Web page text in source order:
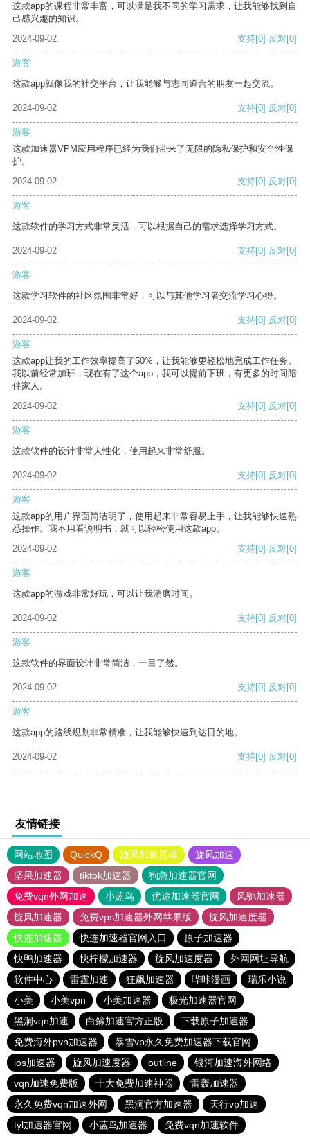
这款app的课程非常丰富，可以满足我不同的学习需求，让我能够找到自
己感兴趣的知识。
2024-09-02
支持[0] 反对[0]
游客
这款app就像我的社交平台，让我能够与志同道合的朋友一起交流。
2024-09-02 支持[0] 反对[0]
游客
这款加速器VPM应用程序已经为我们带来了无限的隐私保护和安全性保
护。
2024-09-02
支持[0] 反对[0]
游客
这款软件的学习方式非常灵活，可以根据自己的需求选择学习方式。
2024-09-02 支持[0] 反对[0]
游客
这款学习软件的社区氛围非常好，可以与其他学习者交流学习心得。
2024-09-02 支持[0] 反对[0]
游客
这款app让我的工作效率提高了50%，让我能够更轻松地完成工作任务。
我以前经常加班，现在有了这个app，我可以提前下班，有更多的时间陪
伴家人。
2024-09-02
支持[0] 反对[0]
游客
这款软件的设计非常人性化，使用起来非常舒服。
2024-09-02 支持[0] 反对[0]
游客
这款app的用户界面简洁明了，使用起来非常容易上手，让我能够快速熟
悉操作。我不用看说明书，就可以轻松使用这款app。
2024-09-02
支持[0] 反对[0]
游客
这款app的游戏非常好玩，可以让我消磨时间。
2024-09-02 支持[0] 反对[0]
游客
这款软件的界面设计非常简洁，一目了然。
2024-09-02 支持[0] 反对[0]
游客
这款app的路线规划非常精准，让我能够快速到达目的地。
2024-09-02 支持[0] 反对[0]
友情链接
网站地图 QuickQ 旋风加速度器
旋风加速
坚果加速器
tiktok加速器
狗急加速器官网
免费vqn外网加速
小蓝鸟 优途加速器官网
风驰加速器
旋风加速器
免费vps加速器外网苹果版
旋风加速度器
快连加速器
快连加速器官网入口
原子加速器
快鸭加速器
快柠檬加速器 旋风加速度器
外网网址导航
软件中心
雷霆加速 狂飙加速器 哔咔漫画
瑞乐小说
小美
小美vpn 小美加速器
极光加速器官网
黑洞vqn加速
白鲸加速官方正版
下载原子加速器
免费海外pvn加速器
暴雪vp永久免费加速器下载官网
ios加速器
旋风加速度器 outline
银河加速海外网络
vqn加速免费版
十大免费加速神器
雷轰加速器
永久免费vqn加速外网
黑洞官方加速器
天行vp加速
tyl加速器官网
小蓝鸟加速器 免费vqn加速软件